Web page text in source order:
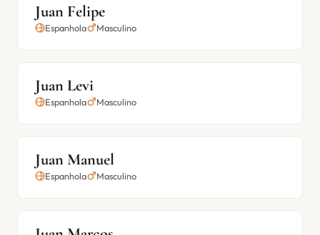
Juan Felipe
Espanhola Masculino
Juan Levi
Espanhola Masculino
Juan Manuel
Espanhola Masculino